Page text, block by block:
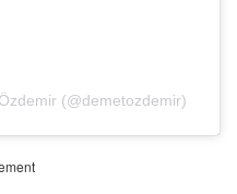
(@demetozdemir)